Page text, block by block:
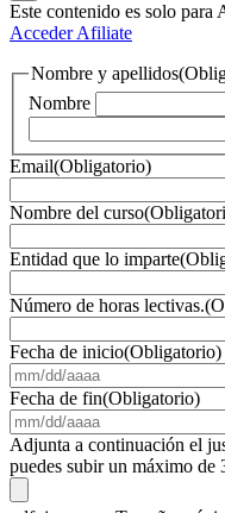
Este contenido es solo para
AccederAfiliate
Nombre y apellidos
Nombre
Email(Obligatorio)
Nombre del curso
Entidad que lo imparte
Número de horas lectivas.
Fecha de inicio(Obligatorio)
Fecha de fin(Obligatorio)
Adjunta a continuación el
puedes subir un máximo de